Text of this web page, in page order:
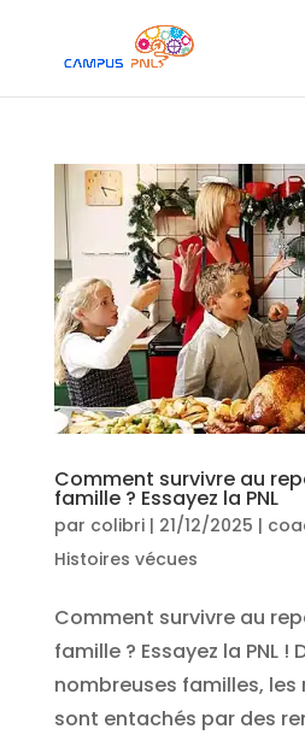
Comment survivre au
famille ? Essayez la PNL
par colibri| 21/12/2025 |
Histoires vécues
Comment survivre au
famille ? Essayez la PNL !
nombreuses familles,
sont entachés par des